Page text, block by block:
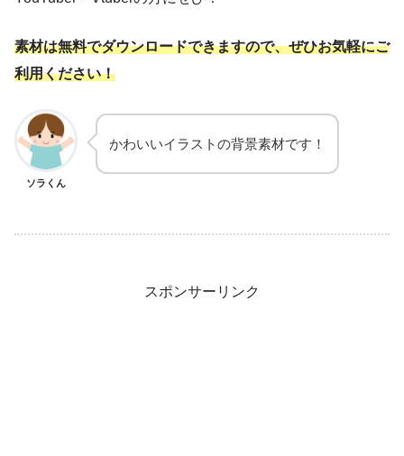
素材は無料でダウンロードできますので、ぜひお気軽にご
利用ください！
ソラくん
かわいいイラストの背景素材です！
スポンサーリンク